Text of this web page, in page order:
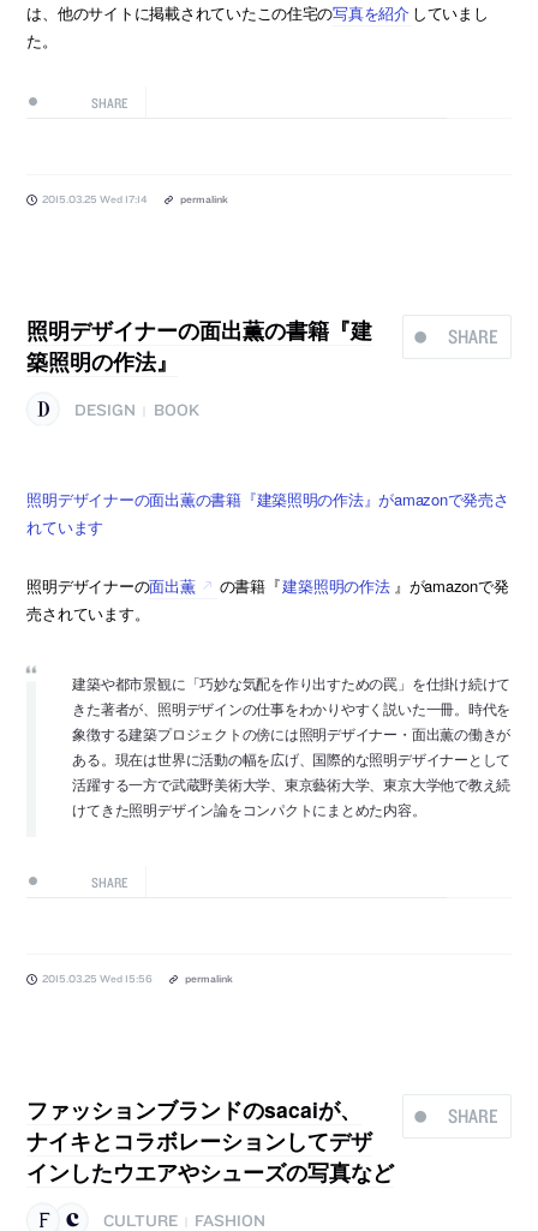
は、他のサイトに掲載されていたこの住宅の写真を紹介 していまし
た。
SHARE
2015.03.25 Wed 17:14 permalink
SHARE
照明デザイナーの面出薫の書籍『建
築照明の作法』
DESIGN BOOK
照明デザイナーの面出薫の書籍『建築照明の作法』がamazonで発売さ
れています
照明デザイナーの面出薫 の書籍『建築照明の作法 』がamazonで発
売されています。
建築や都市景観に「巧妙な気配を作り出すための罠」を仕掛け続けて
きた著者が、照明デザインの仕事をわかりやすく説いた一冊。時代を
象徴する建築プロジェクトの傍には照明デザイナー・面出薫の働きが
ある。現在は世界に活動の幅を広げ、国際的な照明デザイナーとして
活躍する一方で武蔵野美術大学、東京藝術大学、東京大学他で教え続
けてきた照明デザイン論をコンパクトにまとめた内容。
SHARE
2015.03.25 Wed 15:56 permalink
SHARE
ファッションブランドのsacaiが、
ナイキとコラボレーションしてデザ
インしたウエアやシューズの写真など
CULTURE FASHION